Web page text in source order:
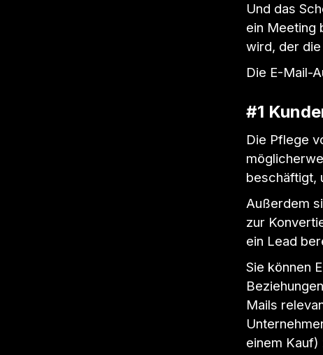
Und das
ein Meeting
wird, der
Die E-Mail-
#1
Die Pflege
beschäftigt,
Außerdem
zur
ein Lead
Sie können
Mails
einem Kauf)